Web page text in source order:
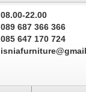
08.00-22.00
089 687 366 366
085 647 170 724